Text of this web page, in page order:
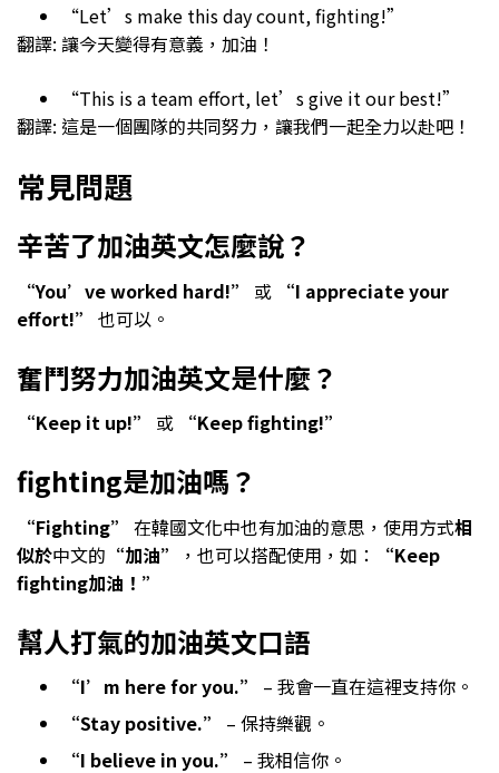
“Let’s make this day count, fighting!”
翻譯: 讓今天變得有意義，加油！
“This is a team effort, let’s give it our best!”
翻譯: 這是一個團隊的共同努力，讓我們一起全力以赴吧！
常見問題
辛苦了加油英文怎麼說？
“You’ve worked hard!” 或 “I appreciate your
effort!” 也可以。
奮鬥努力加油英文是什麼？
“Keep it up!” 或 “Keep fighting!”
fighting是加油嗎？
“Fighting” 在韓國文化中也有加油的意思，使用方式相
似於中文的 “加油” ，也可以搭配使用，如：
“Keep
fighting加油！”
幫人打氣的加油英文口語
“I’m here for you.”
– 我會一直在這裡支持你。
“Stay positive.”
– 保持樂觀。
“I believe in you.”
– 我相信你。